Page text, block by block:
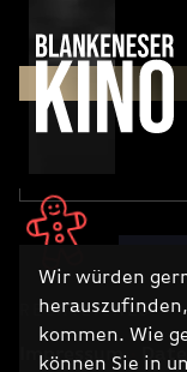
Wir würden
kommen. Wie
können Sie in
RECHTLICHES
Impressum